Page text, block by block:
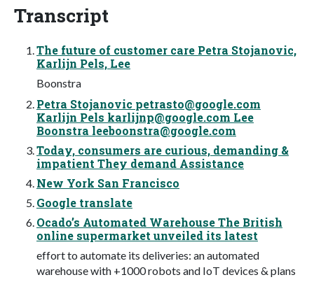
Transcript
The future of customer care Petra Stojanovic,
Karlijn Pels, Lee
Boonstra
Petra Stojanovic petrasto@google.com
Karlijn Pels karlijnp@google.com Lee
Boonstra leeboonstra@google.com
Today, consumers are curious, demanding &
impatient They demand Assistance
New York San Francisco
Google translate
Ocado’s Automated Warehouse The British
online supermarket unveiled its latest
effort to automate its deliveries: an automated
warehouse with +1000 robots and IoT devices & plans